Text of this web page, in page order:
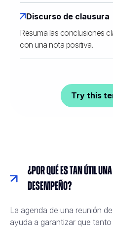
Discurso de clausura
Resuma las conclusiones
con una nota positiva.
Try this
¿Por qué es tan útil
desempeño?
La agenda de una reunión
ayuda a garantizar que